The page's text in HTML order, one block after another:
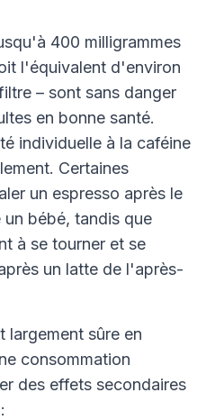
400 milligrammes
l'équivalent d'environ
– sont sans danger
en bonne santé.
individuelle à la caféine
Certaines
un espresso après le
bébé, tandis que
à se tourner et se
un latte de l'après-
largement sûre en
consommation
des effets secondaires